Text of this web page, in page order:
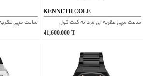
ساعت مچی عقربه
KENNETH COLE
ساعت مچی عقربه ای مردانه کنت کول
41,600,000